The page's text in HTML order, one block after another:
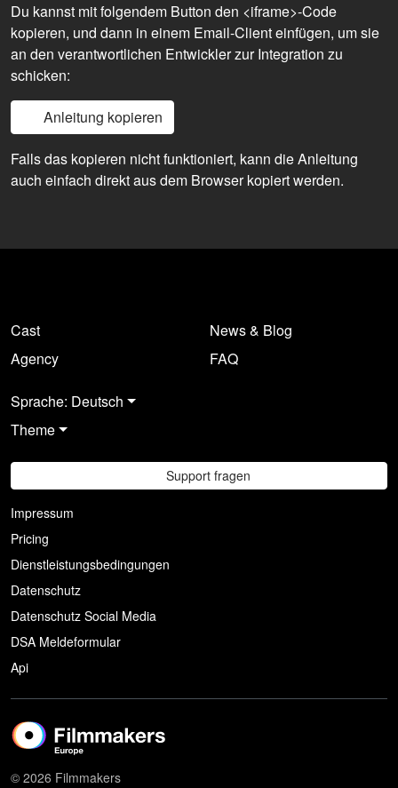
Du kannst mit folgendem Button den <iframe>-Code
kopieren, und dann in einem Email-Client einfügen, um sie
an den verantwortlichen Entwickler zur Integration zu
schicken:
Anleitung kopieren
Falls das kopieren nicht funktioniert, kann die Anleitung
auch einfach direkt aus dem Browser kopiert werden.
Cast
Agency
News & Blog
FAQ
Sprache: Deutsch
Theme
Support fragen
Impressum
Pricing
Dienstleistungsbedingungen
Datenschutz
Datenschutz Social Media
DSA Meldeformular
Api
© 2026 Filmmakers